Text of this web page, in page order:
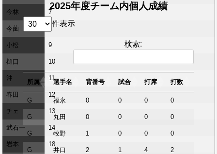
今林 7
今薗
小松 9
樋口 10
沖 11
春田 12
チェ 13
武石一 14
岩本 18
2025年度チーム内個人成績
件表示
検索:
所属 選手名 背番号 試合 打席 打数
所属 選手名 背番号 試合 打席 打数
G 福永 0 0 0 0
G 丸田 0 0 0 0
G 牧野 1 0 0 0
G 井口 2 1 4 2